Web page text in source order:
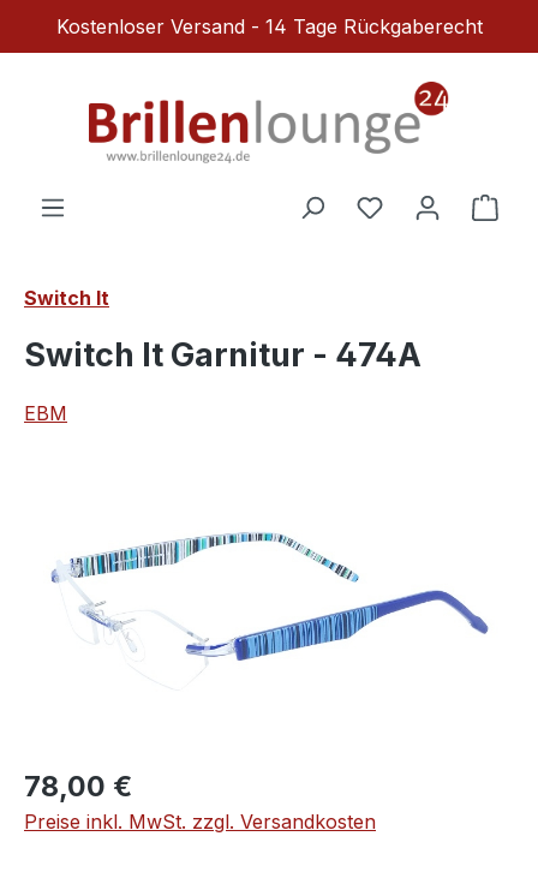
Zum Hauptinhalt springen
Kostenloser Versand - 14 Tage Rückgaberecht
Du hast 0
Switch It
Switch It Garnitur - 474A
EBM
Regulärer Preis:
78,00 €
Preise inkl. MwSt. zzgl. Versandkosten